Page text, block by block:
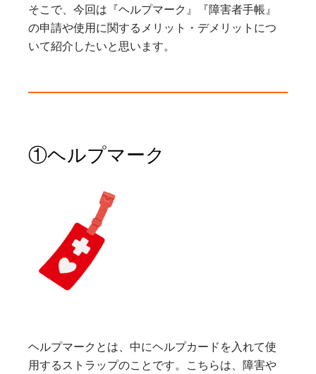
そこで、今回は『ヘルプマーク』『障害者手帳』
の申請や使用に関するメリット・デメリットにつ
いて紹介したいと思います。
①ヘルプマーク
ヘルプマークとは、中にヘルプカードを入れて使
用するストラップのことです。こちらは、障害や